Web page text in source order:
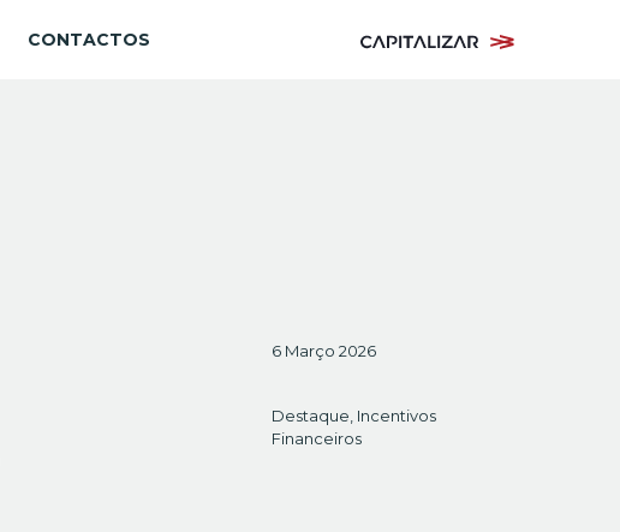
CONTACTOS
6 Março 2026
Destaque Incentivos
Financeiros